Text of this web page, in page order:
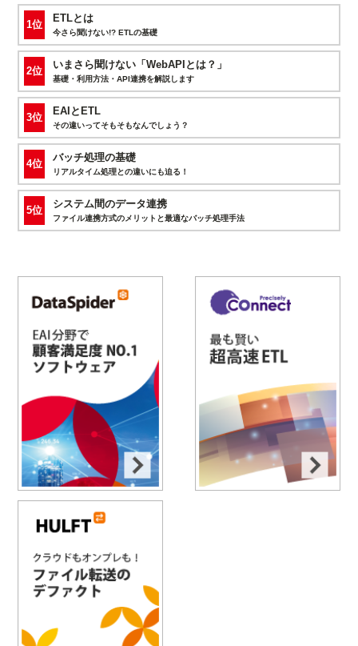
1位
ETLとは
今さら聞けない!? ETLの基礎
2位
いまさら聞けない「WebAPIとは？」
基礎・利用方法・API連携を解説します
3位
EAIとETL
その違いってそもそもなんでしょう？
4位
バッチ処理の基礎
リアルタイム処理との違いにも迫る！
5位
システム間のデータ連携
ファイル連携方式のメリットと最適なバッチ処理手法